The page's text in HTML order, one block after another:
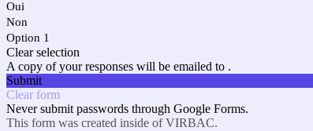
Oui
Non
Option 1
Clear selection
A copy of your responses will be emailed to .
Submit
Clear form
Never submit passwords through Google Forms.
This form was created inside of VIRBAC.